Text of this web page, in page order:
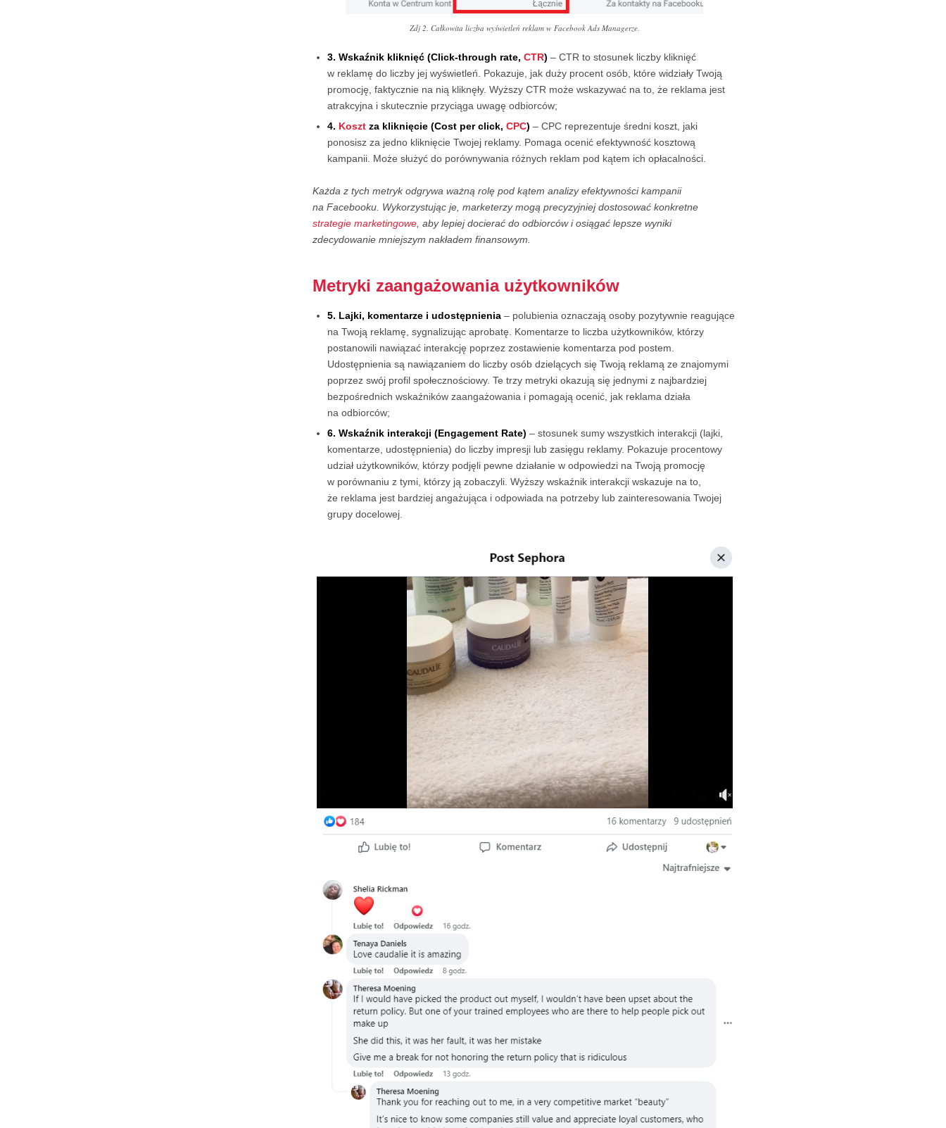
Zdj 2. Całkowita liczba wyświetleń reklam w Facebook Ads Managerze.
3. Wskaźnik kliknięć (Click-through rate, CTR) – CTR to stosunek liczby kliknięć
w reklamę do liczby jej wyświetleń. Pokazuje, jak duży procent osób, które widziały Twoją
promocję, faktycznie na nią kliknęły. Wyższy CTR może wskazywać na to, że reklama jest
atrakcyjna i skutecznie przyciąga uwagę odbiorców;
4. Kosztza kliknięcie (Cost per click, CPC) – CPC reprezentuje średni koszt, jaki
ponosisz za jedno kliknięcie Twojej reklamy. Pomaga ocenić efektywność kosztową
kampanii. Może służyć do porównywania różnych reklam pod kątem ich opłacalności.
Każda z tych metryk odgrywa ważną rolę pod kątem analizy efektywności kampanii
na Facebooku. Wykorzystując je, marketerzy mogą precyzyjniej dostosować konkretne
strategie marketingowe, aby lepiej docierać do odbiorców i osiągać lepsze wyniki
zdecydowanie mniejszym nakładem finansowym.
Metryki zaangażowania użytkowników
5. Lajki, komentarze i udostępnienia– polubienia oznaczają osoby pozytywnie reagujące
na Twoją reklamę, sygnalizując aprobatę. Komentarze to liczba użytkowników, którzy
postanowili nawiązać interakcję poprzez zostawienie komentarza pod postem.
Udostępnienia są nawiązaniem do liczby osób dzielących się Twoją reklamą ze znajomymi
poprzez swój profil społecznościowy. Te trzy metryki okazują się jednymi z najbardziej
bezpośrednich wskaźników zaangażowania i pomagają ocenić, jak reklama działa
na odbiorców;
6. Wskaźnik interakcji (Engagement Rate) – stosunek sumy wszystkich interakcji (lajki,
komentarze, udostępnienia) do liczby impresji lub zasięgu reklamy. Pokazuje procentowy
udział użytkowników, którzy podjęli pewne działanie w odpowiedzi na Twoją promocję
w porównaniu z tymi, którzy ją zobaczyli. Wyższy wskaźnik interakcji wskazuje na to,
że reklama jest bardziej angażująca i odpowiada na potrzeby lub zainteresowania Twojej
grupy docelowej.